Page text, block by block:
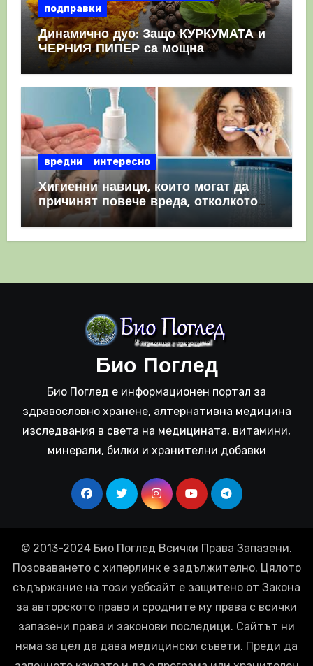
подправки
Динамично дуо: Защо КУРКУМАТА и
ЧЕРНИЯ ПИПЕР са мощна
комбинация
вредни интересно
Хигиенни навици, които могат да
причинят повече вреда, отколкото
полза
Био Поглед
Био Поглед е информационен портал за
здравословно хранене, алтернативна медицина
изследвания в света на медицината, витамини,
минерали, билки и хранителни добавки
© 2013-2024 Био Поглед Всички Права Запазени.
Позоваването с хиперлинк е задължително. Цялото
съдържание на този уебсайт е защитено от Закона
за авторското право и сродните му права с всички
запазени права и законови последици. Сайтът ни
няма за цел да дава медицински съвети. Преди да